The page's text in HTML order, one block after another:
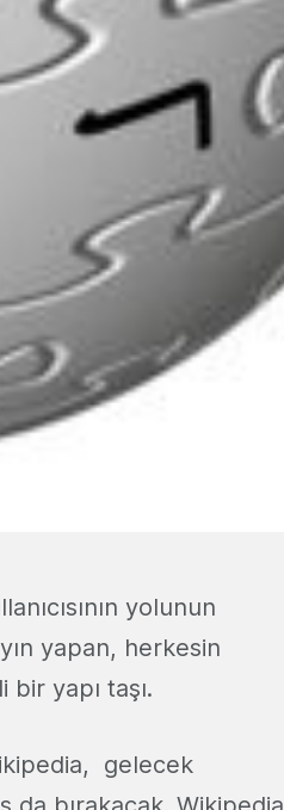
yolunun
yapan, herkesin
yapı taşı.
gelecek